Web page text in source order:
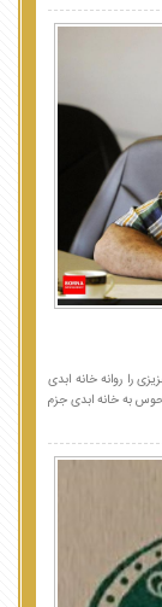
را روانه خانه ابدی
به خانه ابدی جزم